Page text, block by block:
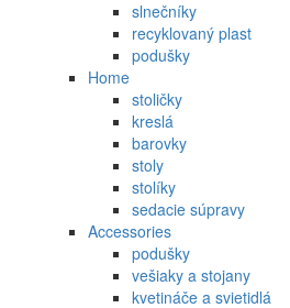
slnečníky
recyklovaný plast
podušky
Home
stoličky
kreslá
barovky
stoly
stolíky
sedacie súpravy
Accessories
podušky
vešiaky a stojany
kvetináče a svietidlá